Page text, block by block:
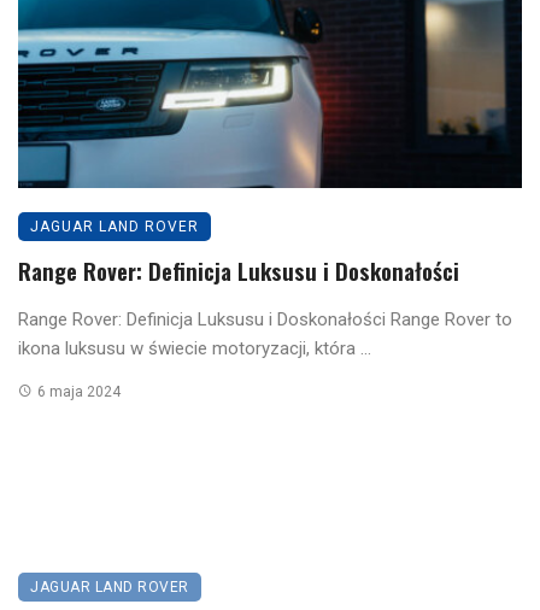
JAGUAR LAND ROVER
Range Rover: Definicja Luksusu i Doskonałości
Range Rover: Definicja Luksusu i Doskonałości Range Rover to
ikona luksusu w świecie motoryzacji, która ...
6 maja 2024
JAGUAR LAND ROVER